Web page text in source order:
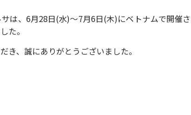
は、6月28日(水)～7月6日(木)にベトナムで開催
た。
き、誠にありがとうございました。